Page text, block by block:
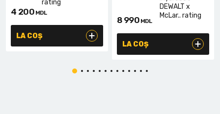
4 200 MDL
LA COȘ
8 990 MDL
LA COȘ